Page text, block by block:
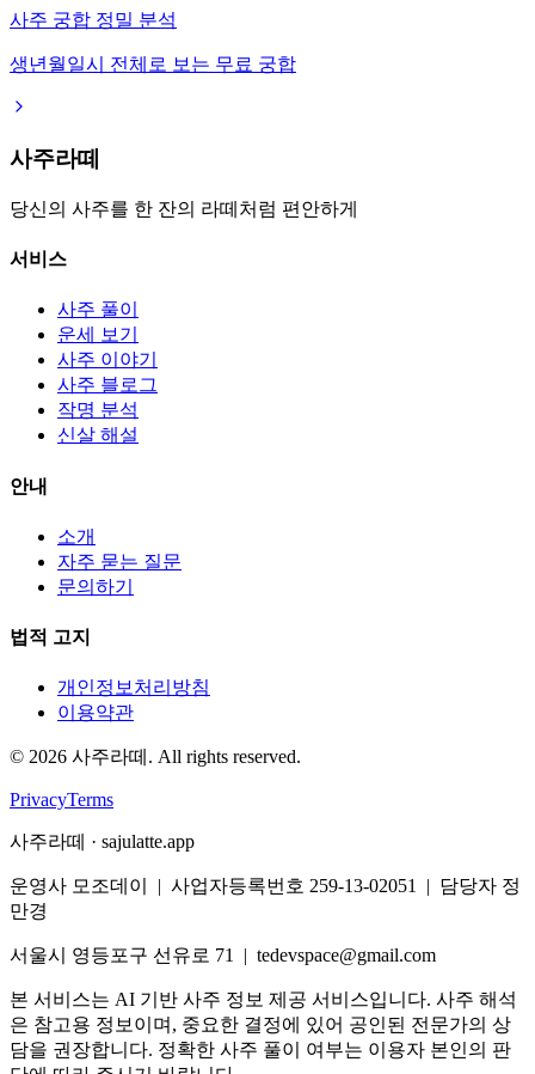
사주 궁합 정밀 분석
생년월일시 전체로 보는 무료 궁합
사주라떼
당신의 사주를 한 잔의 라떼처럼 편안하게
서비스
사주 풀이
운세 보기
사주 이야기
사주 블로그
작명 분석
신살 해설
안내
소개
자주 묻는 질문
문의하기
법적 고지
개인정보처리방침
이용약관
© 2026 사주라떼. All rights reserved.
PrivacyTerms
사주라떼 · sajulatte.app
운영사 모조데이 | 사업자등록번호 259-13-02051 | 담당자 정
만경
서울시 영등포구 선유로 71 | tedevspace@gmail.com
본 서비스는 AI 기반 사주 정보 제공 서비스입니다. 사주 해석
은 참고용 정보이며, 중요한 결정에 있어 공인된 전문가의 상
담을 권장합니다. 정확한 사주 풀이 여부는 이용자 본인의 판